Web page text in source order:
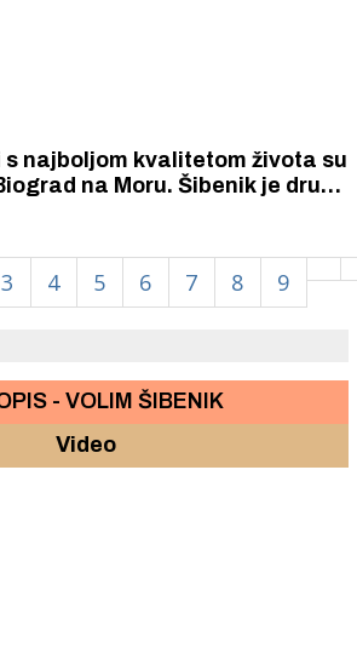
najboljom kvalitetom života su
na Moru. Šibenik je drugi
3 4 5 6 7 8 9
- VOLIM ŠIBENIK
Video